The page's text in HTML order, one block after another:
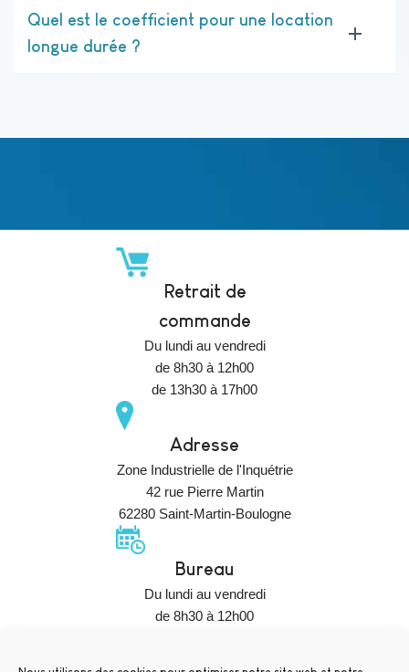
Quel est le coefficient pour une location
longue durée ?
Retrait de
commande
Du lundi au vendredi
de 8h30 à 12h00
de 13h30 à 17h00
Adresse
Zone Industrielle de l'Inquétrie
42 rue Pierre Martin
62280 Saint-Martin-Boulogne
Bureau
Du lundi au vendredi
de 8h30 à 12h00